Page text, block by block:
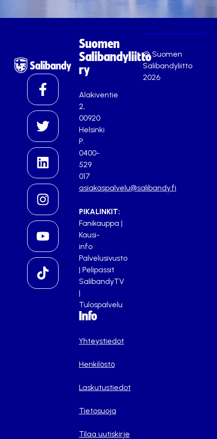
Suomen
Salibandyliitto
ry
Alakiventie
2,
00920
Helsinki
P.
0400-
529
017
asiakaspalvelu@salibandy.fi
PIKALINKIT:
Fanikauppa |
Kausi-
info
Palvelusivusto
| Pelipassit
SalibandyTV
|
Tulospalvelu
Info
Yhteystiedot
Henkilöstö
Laskutustiedot
Tietosuoja
Tilaa uutiskirje
© Suomen
Salibandyliitto
2026